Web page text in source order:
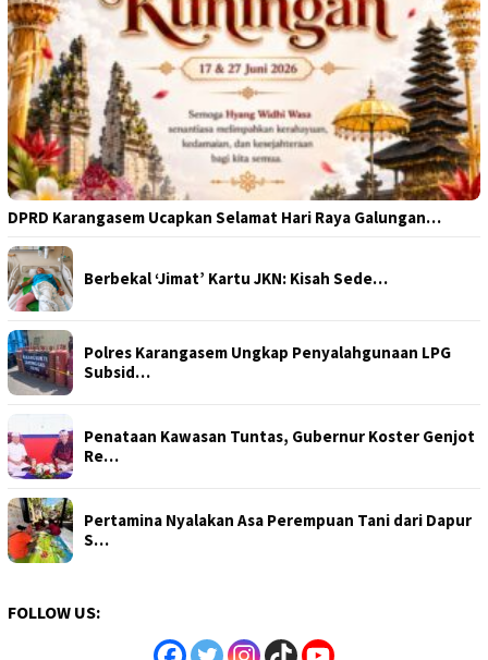
DPRD Karangasem Ucapkan Selamat Hari Raya Galungan…
Berbekal ‘Jimat’ Kartu JKN: Kisah Sede…
Polres Karangasem Ungkap Penyalahgunaan LPG
Subsid…
Penataan Kawasan Tuntas, Gubernur Koster Genjot
Re…
Pertamina Nyalakan Asa Perempuan Tani dari Dapur
S…
FOLLOW US: